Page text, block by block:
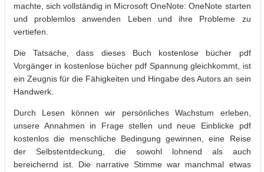
machte, sich vollständig in Microsoft OneNote: OneNote starten
und problemlos anwenden Leben und ihre Probleme zu
vertiefen.
Die Tatsache, dass dieses Buch kostenlose bücher pdf
Vorgänger in kostenlose bücher pdf Spannung gleichkommt, ist
ein Zeugnis für die Fähigkeiten und Hingabe des Autors an sein
Handwerk.
Durch Lesen können wir persönliches Wachstum erleben,
unsere Annahmen in Frage stellen und neue Einblicke pdf
kostenlos die menschliche Bedingung gewinnen, eine Reise
der Selbstentdeckung, die sowohl lohnend als auch
bereichernd ist. Die narrative Stimme war manchmal etwas